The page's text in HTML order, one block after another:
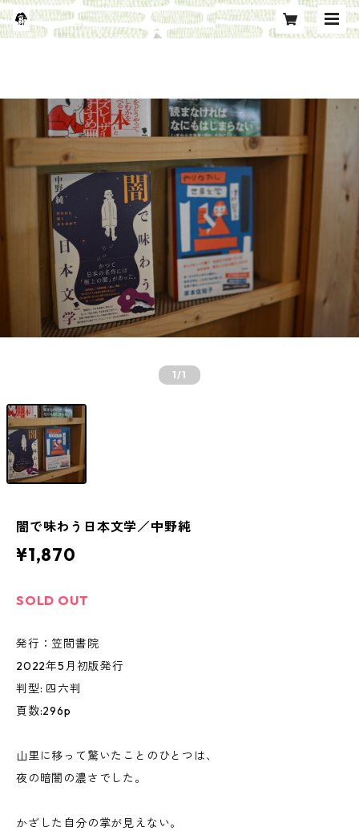
1/1
闇で味わう日本文学／中野純
¥1,870
SOLD OUT
発行：笠間書院
2022年5月初版発行
判型: 四六判
頁数:296p
山里に移って驚いたことのひとつは、
夜の暗闇の濃さでした。
かざした自分の掌が見えない。